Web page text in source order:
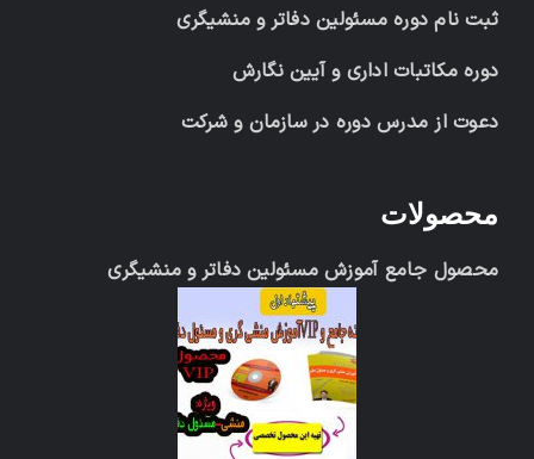
ثبت نام دوره مسئولین دفاتر و منشیگری
دوره مکاتبات اداری و آیین نگارش
دعوت از مدرس دوره در سازمان و شرکت
محصولات
محصول جامع آموزش مسئولین دفاتر و منشیگری